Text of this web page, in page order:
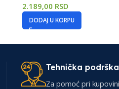
2.189,00 RSD
DODAJ U KORPU
Tehnička
Za pomoć pri